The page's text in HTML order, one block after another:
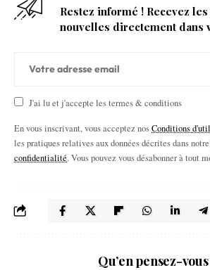
Restez informé ! Recevez
nouvelles directement dans
J'ai lu et j'accepte les termes & conditions
En vous inscrivant, vous acceptez nosConditions
les pratiques relatives aux données décrites dans notre
confidentialité. Vous pouvez vous désabonner à tout
Qu’en pensez-vous